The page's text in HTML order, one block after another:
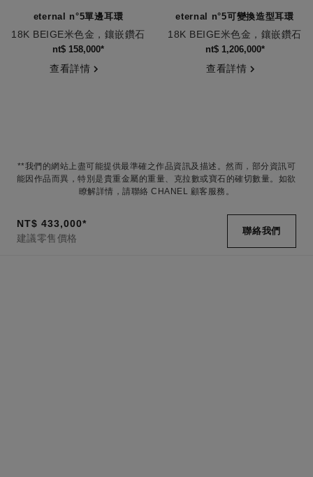
eternal n°5單邊耳環
18K BEIGE米色金，鑲嵌鑽石
編號J12191nt$ 158,000*
查看詳情
eternal n°5可變換造型耳環
18K BEIGE米色金，鑲嵌鑽石
編號J12903nt$ 1,206,000*
查看詳情
**我們的網站上盡可能提供最準確之作品資訊及描述。然而，部分資訊可
能因作品而異，特別是貴重金屬的重量、克拉數或寶石的確切數量。如欲
瞭解詳情，請聯絡 CHANEL 顧客服務。
NT$ 433,000*
建議零售價格
聯絡我們